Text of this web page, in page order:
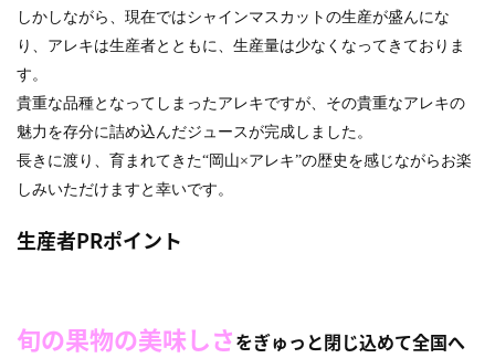
しかしながら、現在ではシャインマスカットの生産が盛んにな
り、アレキは生産者とともに、生産量は少なくなってきておりま
す。
貴重な品種となってしまったアレキですが、その貴重なアレキの
魅力を存分に詰め込んだジュースが完成しました。
長きに渡り、育まれてきた“岡山×アレキ”の歴史を感じながらお楽
しみいただけますと幸いです。
生産者PRポイント
旬の果物の美味しさをぎゅっと閉じ込めて全国へ